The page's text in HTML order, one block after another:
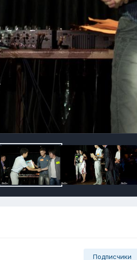
Подписчики